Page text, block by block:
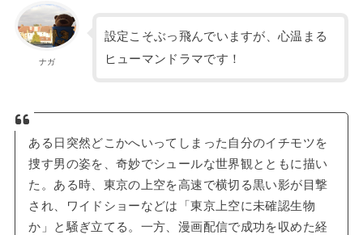
ナガ
設定こそぶっ飛んでいますが、心温まる
ヒューマンドラマです！
ある日突然どこかへいってしまった自分のイチモツを
捜す男の姿を、奇妙でシュールな世界観とともに描い
た。ある時、東京の上空を高速で横切る黒い影が目撃
され、ワイドショーなどは「東京上空に未確認生物
か」と騒ぎ立てる。一方、漫画配信で成功を収めた経